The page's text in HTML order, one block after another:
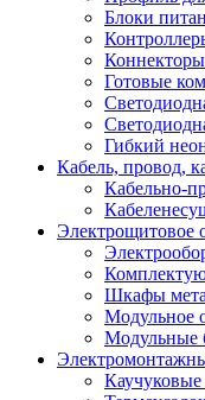
Блоки
Готовые
Гибкий
Кабель, провод,
Кабельно-
Электрощитовое
Шкафы
Модульное
Каучуковые